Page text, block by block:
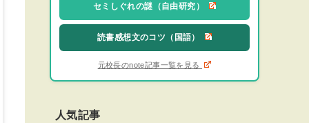
セミしぐれの謎（自由研究）
読書感想文のコツ（国語）
元校長のnote記事一覧を見る
人気記事